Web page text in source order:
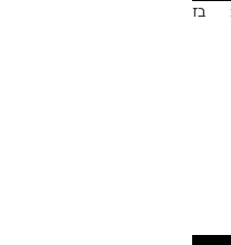
בז